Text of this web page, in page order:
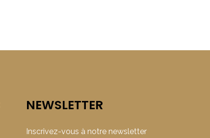
NEWSLETTER
Inscrivez-vous à notre newsletter